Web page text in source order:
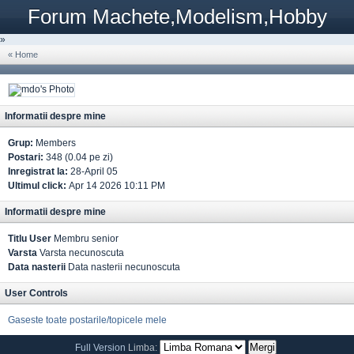
Forum Machete,Modelism,Hobby
»
« Home
Informatii despre mine
Grup: Members
Postari: 348 (0.04 pe zi)
Inregistrat la: 28-April 05
Ultimul click: Apr 14 2026 10:11 PM
Informatii despre mine
Titlu User Membru senior
Varsta Varsta necunoscuta
Data nasterii Data nasterii necunoscuta
User Controls
Gaseste toate postarile/topicele mele
Full Version Limba: